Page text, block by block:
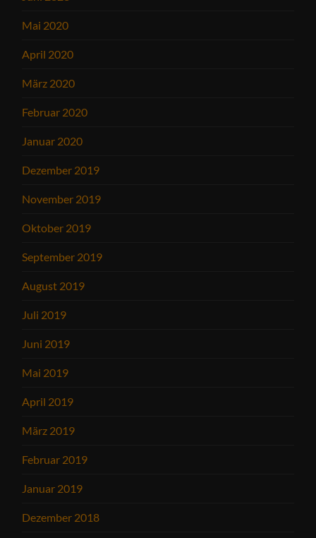
Mai 2020
April 2020
März 2020
Februar 2020
Januar 2020
Dezember 2019
November 2019
Oktober 2019
September 2019
August 2019
Juli 2019
Juni 2019
Mai 2019
April 2019
März 2019
Februar 2019
Januar 2019
Dezember 2018